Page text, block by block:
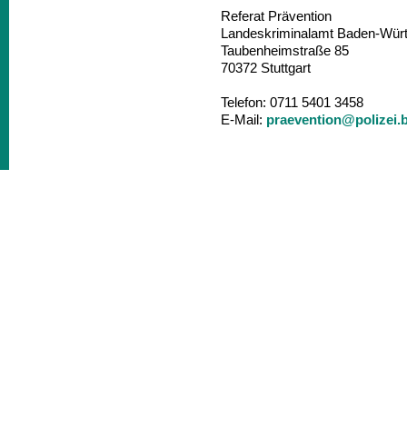
Referat Prävention
Landeskriminalamt Baden-
Taubenheimstraße 85
70372 Stuttgart
Telefon: 0711 5401 3458
E-Mail: